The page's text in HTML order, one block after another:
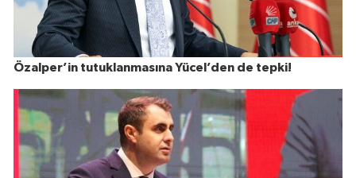
Özalper’in tutuklanmasına Yücel’den de tepki!